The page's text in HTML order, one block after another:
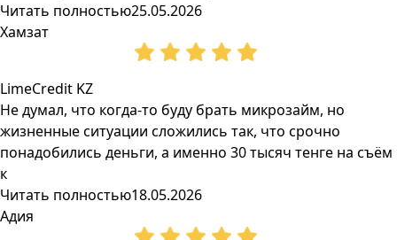
Читать полностью25.05.2026
Хамзат
LimeCredit KZ
Не думал, что когда-то буду брать микрозайм, но
жизненные ситуации сложились так, что срочно
понадобились деньги, а именно 30 тысяч тенге на съём
к
Читать полностью18.05.2026
Адия